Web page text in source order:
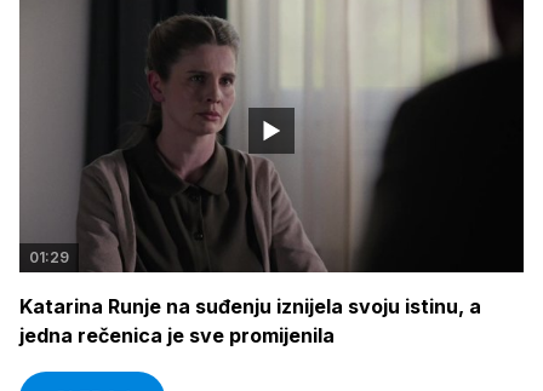
01:29
Katarina Runje na suđenju iznijela svoju istinu, a
jedna rečenica je sve promijenila